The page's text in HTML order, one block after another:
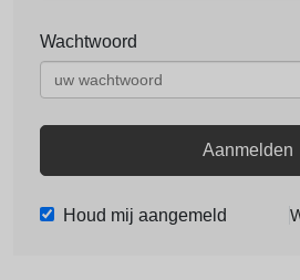
Wachtwoord
Aanmelden
Houd mij aangemeld